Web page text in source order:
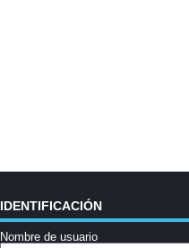
IDENTIFICACIÓN
Nombre de usuario